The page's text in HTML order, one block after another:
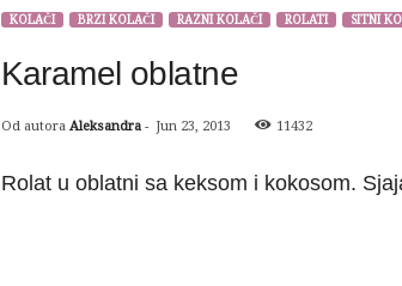
KOLAČI
BRZI KOLAČI RAZNI KOLAČI ROLATI SITNI
Karamel oblatne
Od autora Aleksandra- Jun 23, 2013 11432
Rolat u oblatni sa keksom i kokosom.